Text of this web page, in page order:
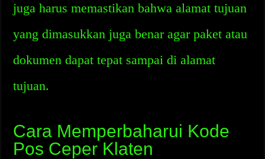
juga harus memastikan bahwa alamat tujuan
yang dimasukkan juga benar agar paket atau
dokumen dapat tepat sampai di alamat
tujuan.
Cara Memperbaharui Kode
Pos Ceper Klaten